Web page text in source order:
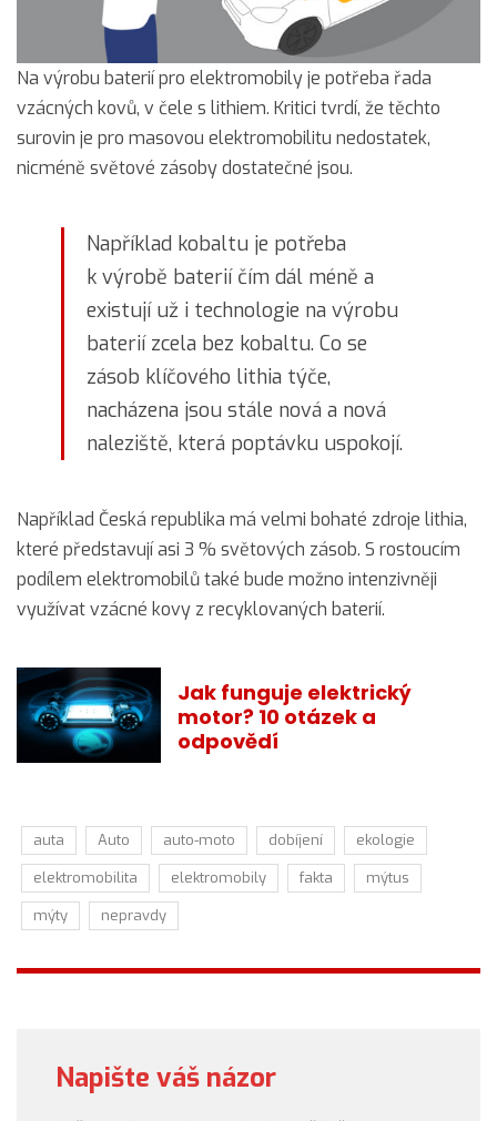
Na výrobu baterií pro elektromobily je potřeba řada
vzácných kovů, v čele s lithiem. Kritici tvrdí, že těchto
surovin je pro masovou elektromobilitu nedostatek,
nicméně světové zásoby dostatečné jsou.
Například kobaltu je potřeba
k výrobě baterií čím dál méně a
existují už i technologie na výrobu
baterií zcela bez kobaltu. Co se
zásob klíčového lithia týče,
nacházena jsou stále nová a nová
naleziště, která poptávku uspokojí.
Například Česká republika má velmi bohaté zdroje lithia,
které představují asi 3 % světových zásob. S rostoucím
podílem elektromobilů také bude možno intenzivněji
využívat vzácné kovy z recyklovaných baterií.
Jak funguje elektrický
motor? 10 otázek a
odpovědí
auta Auto auto-moto dobíjení
ekologie
elektromobilita
elektromobily fakta
mýtus
mýty
nepravdy
Napište váš názor